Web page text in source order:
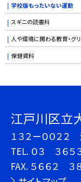
学校版もったいない運動
スギニの読書科
人や環境に関わる教育・グ
保健資料
江戸川区立
１３２ー００２
TEL. ０３ ３６５
FAX. ５６６２ ３